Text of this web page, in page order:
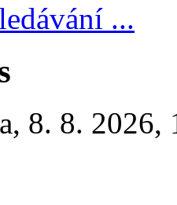
...
, 8. 8. 2026,